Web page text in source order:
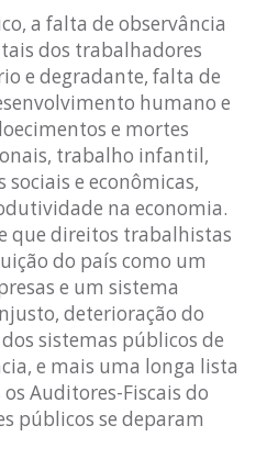
a falta de observância
dos trabalhadores
e degradante, falta de
humano e
e mortes
trabalho infantil,
sociais e econômicas,
na economia.
que direitos trabalhistas
do país como um
e um sistema
deterioração do
sistemas públicos de
e mais uma longa lista
Auditores-Fiscais do
públicos se deparam